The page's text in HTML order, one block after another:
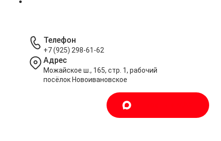
Телефон
+7 (925) 298-61-62
Адрес
Можайское ш., 165, стр. 1, рабочий
посёлок Новоивановское